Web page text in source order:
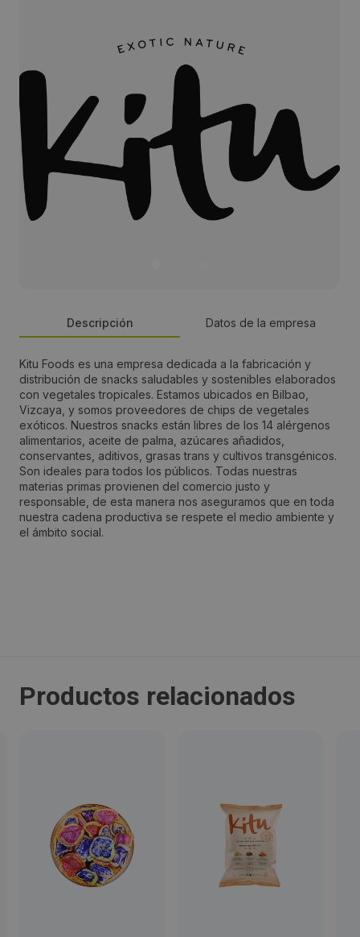
Descripción Datos de la empresa
Kitu Foods es una empresa dedicada a la fabricación y
distribución de snacks saludables y sostenibles elaborados
con vegetales tropicales. Estamos ubicados en Bilbao,
Vizcaya, y somos proveedores de chips de vegetales
exóticos. Nuestros snacks están libres de los 14 alérgenos
alimentarios, aceite de palma, azúcares añadidos,
conservantes, aditivos, grasas trans y cultivos transgénicos.
Son ideales para todos los públicos. Todas nuestras
materias primas provienen del comercio justo y
responsable, de esta manera nos aseguramos que en toda
nuestra cadena productiva se respete el medio ambiente y
el ámbito social.
Persona de contacto:
Ernesto
Dirección:
CL. Uribitarte 6
Localidad:
Bizkaia
Teléfono:
946124681
Productos relacionados